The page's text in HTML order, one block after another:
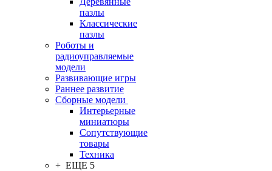
пазлы
Классические
пазлы
Роботы и
радиоуправляемые
модели
Развивающие игры
Раннее развитие
Сборные модели
Интерьерные
миниатюры
Сопутствующие
товары
Техника
+ ЕЩЕ 5